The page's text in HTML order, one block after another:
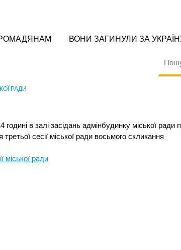
ВОНИ ЗАГИНУЛИ ЗА
РАДИ
годині в залі засідань адмінбудинку міської ради
третьої сесії міської ради восьмого скликання
міської ради